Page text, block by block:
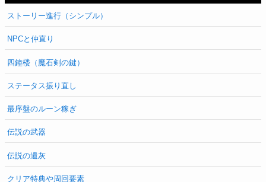
ストーリー進行（シンプル）
NPCと仲直り
四鐘楼（魔石剣の鍵）
ステータス振り直し
最序盤のルーン稼ぎ
伝説の武器
伝説の遺灰
クリア特典や周回要素